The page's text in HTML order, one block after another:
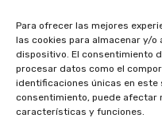
Para ofrecer las mejores
las cookies para almacenar y/
dispositivo. El consentimiento
procesar datos como el
identificaciones únicas en este
consentimiento, puede afectar
características y funciones.
Leer Más